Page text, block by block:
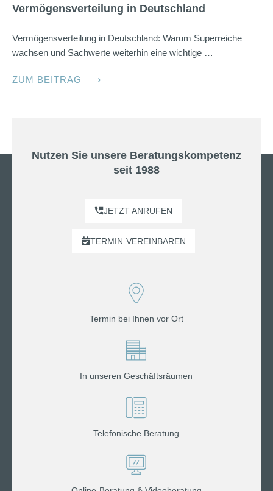
Vermögensverteilung in Deutschland
Vermögensverteilung in Deutschland: Warum Superreiche
wachsen und Sachwerte weiterhin eine wichtige …
ZUM BEITRAG ⟶
Nutzen Sie unsere Beratungskompetenz
seit 1988
JETZT ANRUFEN
TERMIN VEREINBAREN
Termin bei Ihnen vor Ort
In unseren Geschäftsräumen
Telefonische Beratung